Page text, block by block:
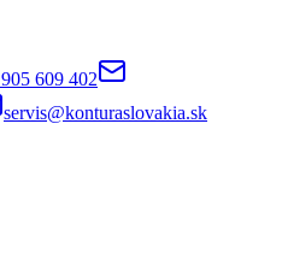
609 402
servis@konturaslovakia.sk